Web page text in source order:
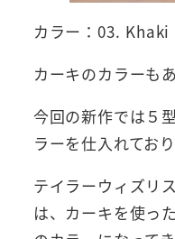
カラー：03.
カーキのカラーもあ
今回の新作では５
ラーを仕入れており
テイラーウィズリ
は、カーキを使っ